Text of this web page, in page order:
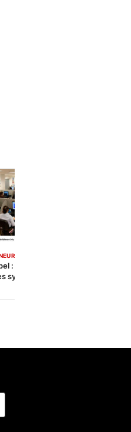
: Le constat
syndicats